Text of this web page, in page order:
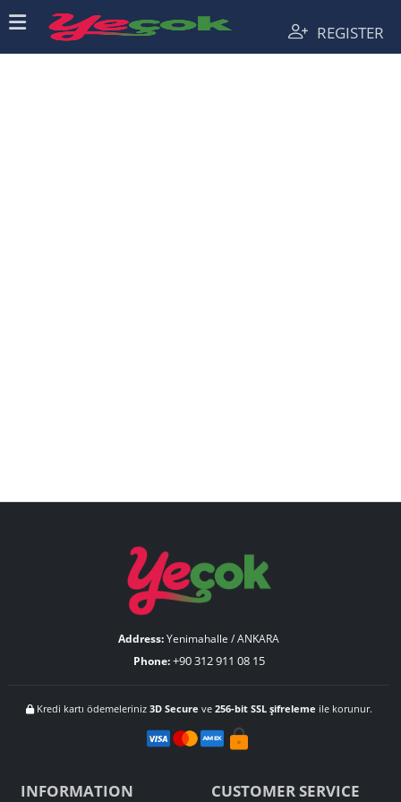
REGISTER
Address:Yenimahalle / ANKARA
Phone: +90 312 911 08 15
Kredi kartı ödemeleriniz 3D Secure ve 256-bit SSL şifreleme ile korunur.
INFORMATION CUSTOMER SERVICE